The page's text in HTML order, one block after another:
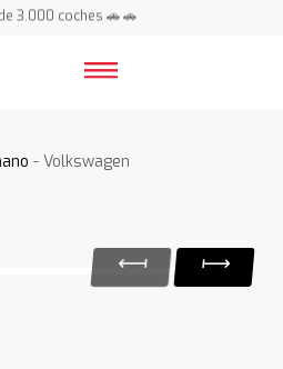
3.000 coches 🚗 🚗
- Volkswagen